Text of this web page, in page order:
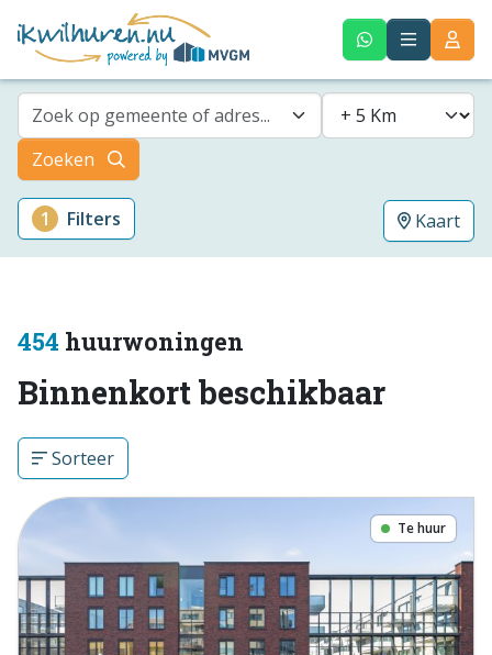
Zoek op gemeente of adres...
Zoeken
1 Filters Kaart
454 huurwoningen
Binnenkort beschikbaar
Sorteer
Te huur